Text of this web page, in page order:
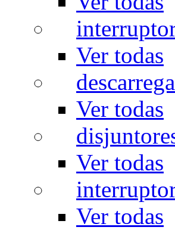
Ver todas
Ver todas
Ver todas
Ver todas